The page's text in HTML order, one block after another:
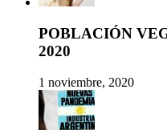
POBLACIÓN
2020
1 noviembre, 2020